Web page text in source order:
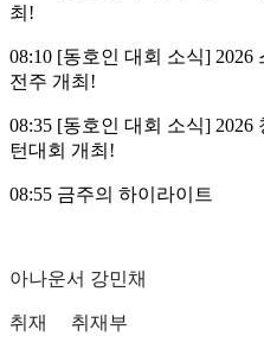
최!
08:10 [동호인 대회 소식]
전주 개최!
08:35 [동호인 대회 소식]
턴대회 개최!
08:55 금주의 하이라이트
아나운서 강민채
취재 취재부